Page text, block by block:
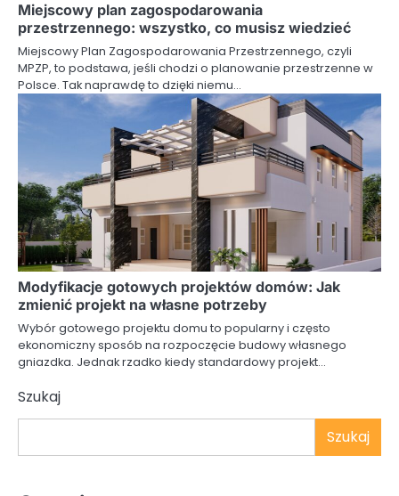
Miejscowy plan zagospodarowania
przestrzennego: wszystko, co musisz wiedzieć
Miejscowy Plan Zagospodarowania Przestrzennego, czyli
MPZP, to podstawa, jeśli chodzi o planowanie przestrzenne w
Polsce. Tak naprawdę to dzięki niemu…
Modyfikacje gotowych projektów domów: Jak
zmienić projekt na własne potrzeby
Wybór gotowego projektu domu to popularny i często
ekonomiczny sposób na rozpoczęcie budowy własnego
gniazdka. Jednak rzadko kiedy standardowy projekt…
Szukaj
Szukaj